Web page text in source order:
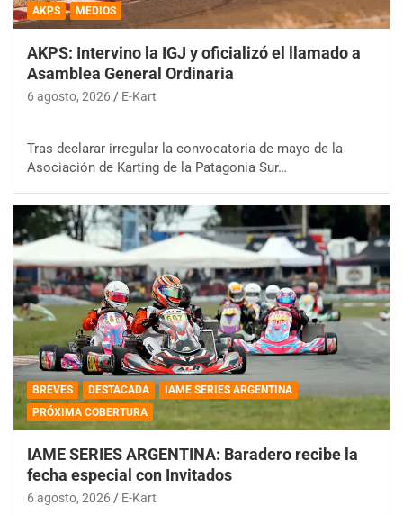
AKPS MEDIOS
AKPS: Intervino la IGJ y oficializó el llamado a
Asamblea General Ordinaria
6 agosto, 2026 E-Kart
Tras declarar irregular la convocatoria de mayo de la
Asociación de Karting de la Patagonia Sur…
BREVES DESTACADA
IAME SERIES ARGENTINA
PRÓXIMA COBERTURA
IAME SERIES ARGENTINA: Baradero recibe la
fecha especial con Invitados
6 agosto, 2026 E-Kart